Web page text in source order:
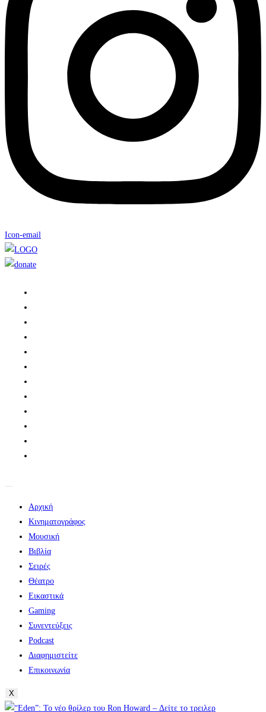
Icon-email
Αρχική
Κινηματογράφος
Μουσική
Βιβλία
Σειρές
Θέατρο
Εικαστικά
Gaming
Συνεντεύξεις
Podcast
Διαφημιστείτε
Επικοινωνία
X